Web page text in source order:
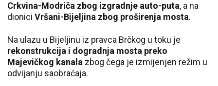
Crkvina-Modriča zbog izgradnje auto-puta, a na
dionici Vršani-Bijeljina zbog proširenja mosta.
Na ulazu u Bijeljinu iz pravca Brčkog u toku je
rekonstrukcija i dogradnja mosta preko
Majevičkog kanala zbog čega je izmijenjen režim u
odvijanju saobraćaja.